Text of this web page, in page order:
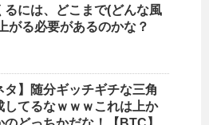
るには、どこまで(どんな風
がる必要があるのかな？
タ】随分ギッチギチな三角
してるなｗｗｗこれは上か